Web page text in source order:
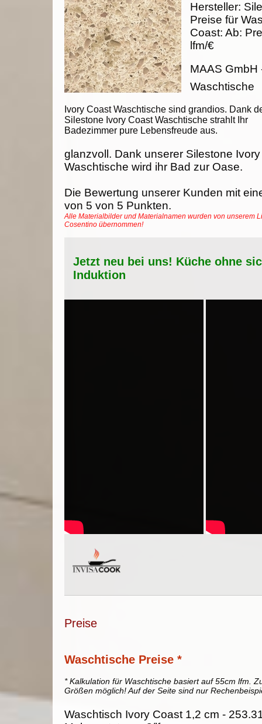
Ivory Coast Waschtische sind grandios. Dank
Silestone Ivory Coast Waschtische strahlt Ihr
Badezimmer pure Lebensfreude aus.
Hersteller:
Preise für
Coast: Ab:
lfm/€
MAAS GmbH
Waschtische
glanzvoll. Dank unserer Silestone
Waschtische wird ihr Bad zur Oase.
Die Bewertung unserer Kunden mit
von 5 von 5 Punkten.
Alle Materialbilder und Materialnamen wurden von unserem
Cosentino übernommen!
Jetzt neu bei uns! Küche ohne
Induktion
Preise
Waschtische Preise *
* Kalkulation für Waschtische basiert auf 55cm lfm.
Größen möglich! Auf der Seite sind nur
Waschtisch Ivory Coast 1,2 cm -